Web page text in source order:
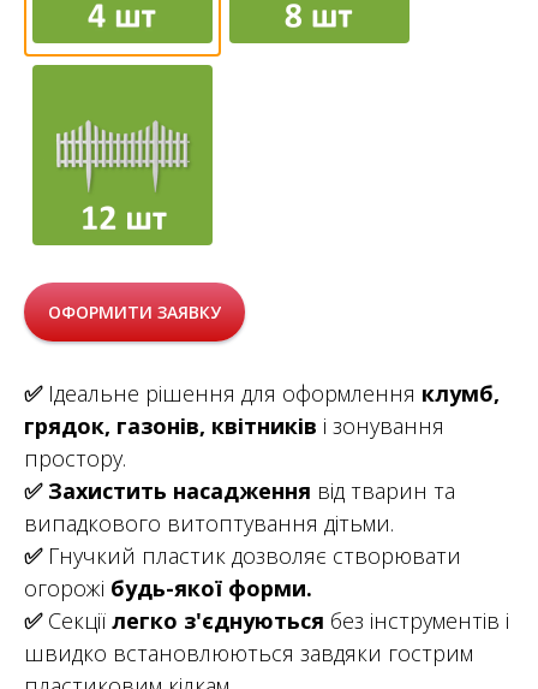
ОФОРМИТИ ЗАЯВКУ
✅Ідеальне рішення для оформлення клумб,
грядок, газонів, квітників і зонування
простору.
✅ Захистить насадження від тварин та
випадкового витоптування дітьми.
✅Гнучкий пластик дозволяє створювати
огорожі будь-якої форми.
✅Секції легко з'єднуються без інструментів і
швидко встановлюються завдяки гострим